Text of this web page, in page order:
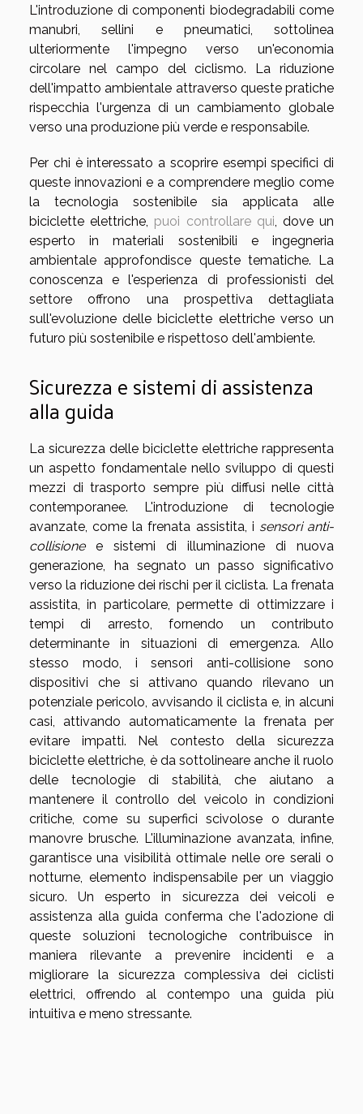
L'introduzione di componenti biodegradabili come
manubri, sellini e pneumatici, sottolinea
ulteriormente l'impegno verso un'economia
circolare nel campo del ciclismo. La riduzione
dell'impatto ambientale attraverso queste pratiche
rispecchia l'urgenza di un cambiamento globale
verso una produzione più verde e responsabile.
Per chi è interessato a scoprire esempi specifici di
queste innovazioni e a comprendere meglio come
la tecnologia sostenibile sia applicata alle
biciclette elettriche, puoi controllare qui, dove un
esperto in materiali sostenibili e ingegneria
ambientale approfondisce queste tematiche. La
conoscenza e l'esperienza di professionisti del
settore offrono una prospettiva dettagliata
sull'evoluzione delle biciclette elettriche verso un
futuro più sostenibile e rispettoso dell'ambiente.
Sicurezza e sistemi di assistenza
alla guida
La sicurezza delle biciclette elettriche rappresenta
un aspetto fondamentale nello sviluppo di questi
mezzi di trasporto sempre più diffusi nelle città
contemporanee. L'introduzione di tecnologie
avanzate, come la frenata assistita, i sensori anti-
collisionee sistemi di illuminazione di nuova
generazione, ha segnato un passo significativo
verso la riduzione dei rischi per il ciclista. La frenata
assistita, in particolare, permette di ottimizzare i
tempi di arresto, fornendo un contributo
determinante in situazioni di emergenza. Allo
stesso modo, i sensori anti-collisione sono
dispositivi che si attivano quando rilevano un
potenziale pericolo, avvisando il ciclista e, in alcuni
casi, attivando automaticamente la frenata per
evitare impatti. Nel contesto della sicurezza
biciclette elettriche, è da sottolineare anche il ruolo
delle tecnologie di stabilità, che aiutano a
mantenere il controllo del veicolo in condizioni
critiche, come su superfici scivolose o durante
manovre brusche. L'illuminazione avanzata, infine,
garantisce una visibilità ottimale nelle ore serali o
notturne, elemento indispensabile per un viaggio
sicuro. Un esperto in sicurezza dei veicoli e
assistenza alla guida conferma che l'adozione di
queste soluzioni tecnologiche contribuisce in
maniera rilevante a prevenire incidenti e a
migliorare la sicurezza complessiva dei ciclisti
elettrici, offrendo al contempo una guida più
intuitiva e meno stressante.